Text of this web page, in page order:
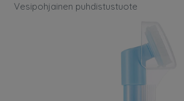
Vesipohjainen puhdistustuote